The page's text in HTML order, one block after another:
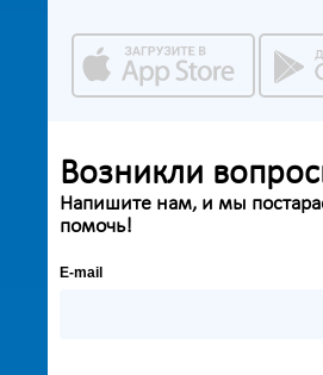
Возникли
Напишите нам, и мы
помочь!
E-mail